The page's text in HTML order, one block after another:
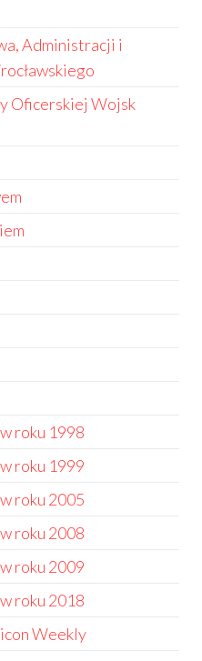
Administracji i
Oficerskiej Wojsk
roku 1998
roku 1999
roku 2005
roku 2008
roku 2009
roku 2018
Weekly